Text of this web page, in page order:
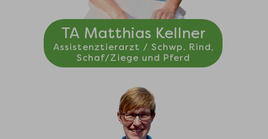
TA Matthias Kellner
Assistenztierarzt / Schwp. Rind,
Schaf/Ziege und Pferd